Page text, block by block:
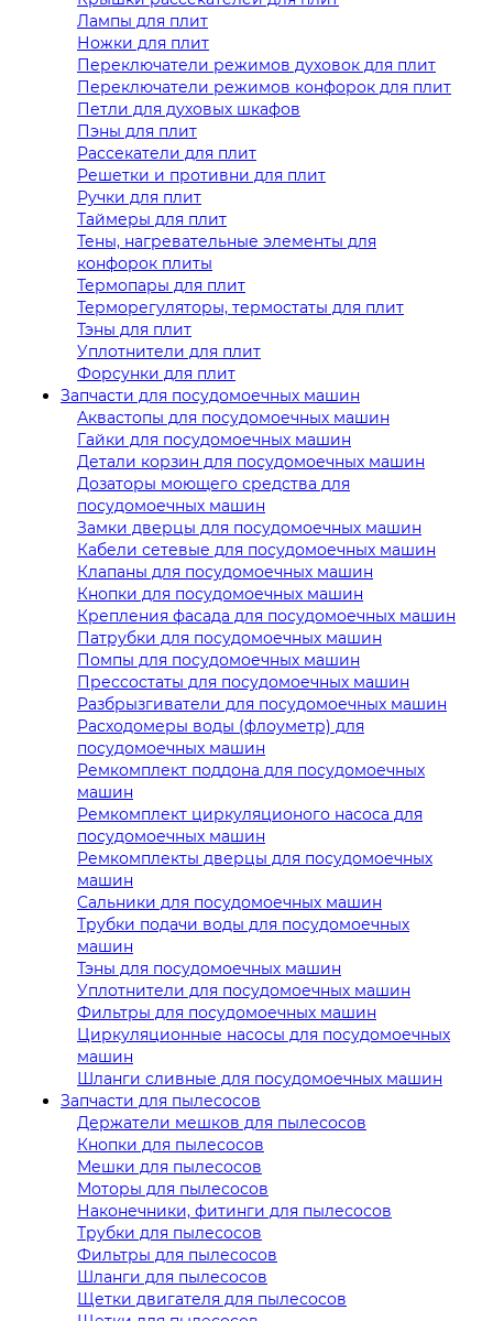
Лампы для плит
Ножки для плит
Переключатели режимов духовок для плит
Переключатели режимов конфорок для плит
Петли для духовых шкафов
Пэны для плит
Рассекатели для плит
Решетки и противни для плит
Ручки для плит
Таймеры для плит
Тены, нагревательные элементы для
конфорок плиты
Термопары для плит
Терморегуляторы, термостаты для плит
Тэны для плит
Уплотнители для плит
Форсунки для плит
Запчасти для посудомоечных машин
Аквастопы для посудомоечных машин
Гайки для посудомоечных машин
Детали корзин для посудомоечных машин
Дозаторы моющего средства для
посудомоечных машин
Замки дверцы для посудомоечных машин
Кабели сетевые для посудомоечных машин
Клапаны для посудомоечных машин
Кнопки для посудомоечных машин
Крепления фасада для посудомоечных машин
Патрубки для посудомоечных машин
Помпы для посудомоечных машин
Прессостаты для посудомоечных машин
Разбрызгиватели для посудомоечных машин
Расходомеры воды (флоуметр) для
посудомоечных машин
Ремкомплект поддона для посудомоечных
машин
Ремкомплект циркуляционого насоса для
посудомоечных машин
Ремкомплекты дверцы для посудомоечных
машин
Сальники для посудомоечных машин
Трубки подачи воды для посудомоечных
машин
Тэны для посудомоечных машин
Уплотнители для посудомоечных машин
Фильтры для посудомоечных машин
Циркуляционные насосы для посудомоечных
машин
Шланги сливные для посудомоечных машин
Запчасти для пылесосов
Держатели мешков для пылесосов
Кнопки для пылесосов
Мешки для пылесосов
Моторы для пылесосов
Наконечники, фитинги для пылесосов
Трубки для пылесосов
Фильтры для пылесосов
Шланги для пылесосов
Щетки двигателя для пылесосов